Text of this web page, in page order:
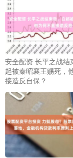
安全配资 长平之战结
起被秦昭襄王赐死，
接造反自保？